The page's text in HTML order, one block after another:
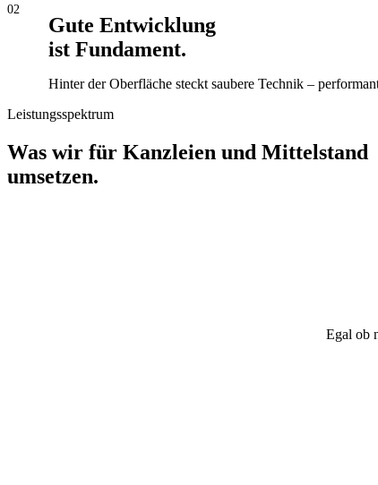
02
Gute Entwicklung
ist Fundament.
Hinter der Oberfläche steckt saubere Technik –
Leistungsspektrum
Was wir für Kanzleien und Mittelstand
umsetzen.
Egal ob